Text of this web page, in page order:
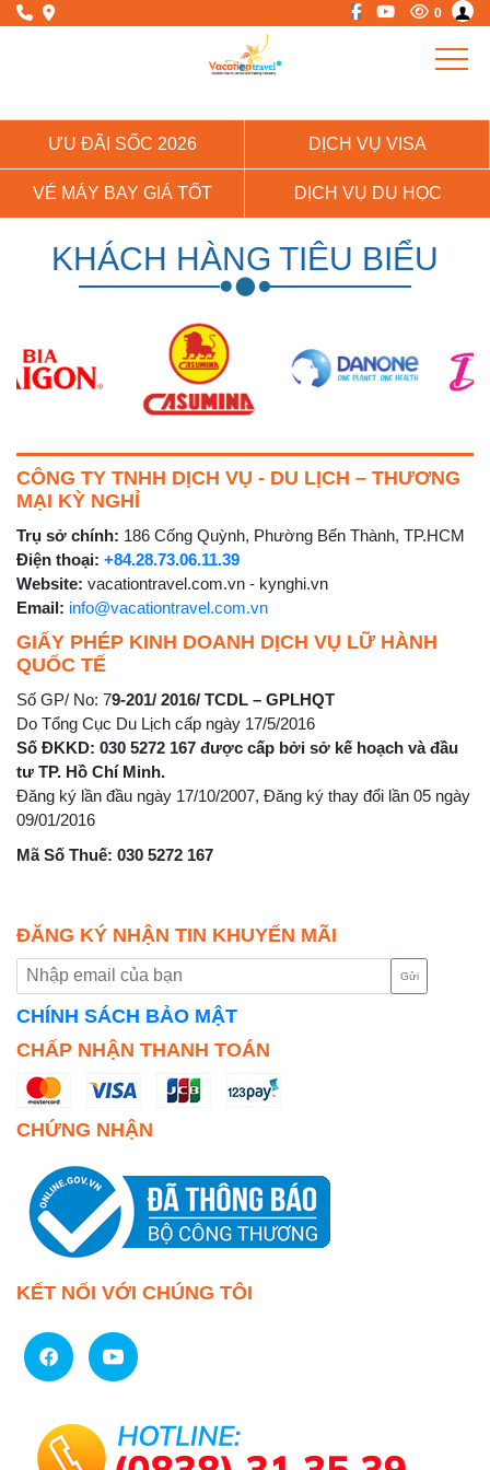
0
ƯU ĐÃI SỐC 2026 DỊCH VỤ VISA
VÉ MÁY BAY GIÁ TỐT DỊCH VỤ DU HỌC
KHÁCH HÀNG TIÊU BIỂU
CÔNG TY TNHH DỊCH VỤ - DU LỊCH – THƯƠNG
MẠI KỲ NGHỈ
Trụ sở chính: 186 Cống Quỳnh, Phường Bến Thành, TP.HCM
Điện thoại: +84.28.73.06.11.39
Website: vacationtravel.com.vn - kynghi.vn
Email: info@vacationtravel.com.vn
GIẤY PHÉP KINH DOANH DỊCH VỤ LỮ HÀNH
QUỐC TẾ
Số GP/ No: 79-201/ 2016/ TCDL – GPLHQT
Do Tổng Cục Du Lịch cấp ngày 17/5/2016
Số ĐKKD: 030 5272 167 được cấp bởi sở kế hoạch và đầu
tư TP. Hồ Chí Minh.
Đăng ký lần đầu ngày 17/10/2007, Đăng ký thay đổi lần 05 ngày
09/01/2016
Mã Số Thuế: 030 5272 167
ĐĂNG KÝ NHẬN TIN KHUYẾN MÃI
Gửi
CHÍNH SÁCH BẢO MẬT
CHẤP NHẬN THANH TOÁN
CHỨNG NHẬN
KẾT NỐI VỚI CHÚNG TÔI